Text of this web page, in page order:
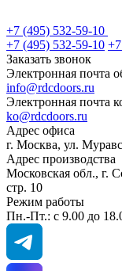
+7 (495) 532-59-10
+7 (495) 532-59-10
Заказать звонок
Электронная почта
info@rdcdoors.ru
Электронная почта
ko@rdcdoors.ru
Адрес офиса
г. Москва, ул.
Адрес производства
Московская обл., г.
стр. 10
Режим работы
Пн.-Пт.: с 9.00 до